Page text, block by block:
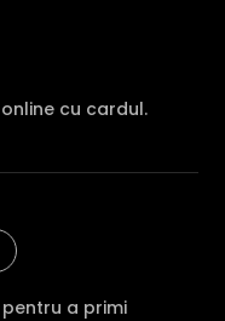
cu cardul.
a primi